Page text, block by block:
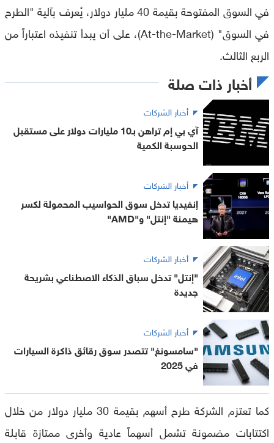
في السوق المفتوحة بقيمة 40 مليار دولار، يُعرف بآلية "الطرح
في السوق" (At-the-Market)، على أن يبدأ تنفيذه اعتباراً من
الربع الثالث.
أخبار ذات صلة
أخبار الشركات
آي بي إم تراهن بـ10 مليارات دولار على مستقبل
الحوسبة الكمية
أخبار الشركات
إنفيديا تدخل سوق الحواسيب المحمولة لكسر
هيمنة "إنتل" و"AMD"
أخبار الشركات
"إنتل" تدخل سباق الذكاء الاصطناعي بشريحة
جديدة
أخبار الشركات
"سامسونغ" تتصدر سوق رقائق ذاكرة السيارات
في 2025
كما تعتزم الشركة طرح أسهم بقيمة 30 مليار دولار من خلال
اكتتابات مضمونة تشمل أسهماً عادية وأخرى ممتازة قابلة